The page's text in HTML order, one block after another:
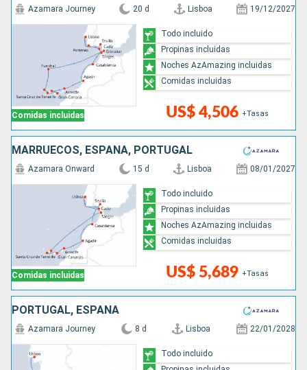
Comidas incluidas
Azamara Journey 20 d Lisboa 19/12/2027
US$ 4,506 +Tasas
Todo incluido
Propinas incluidas
Noches AzAmazing incluidas
Comidas incluidas
MARRUECOS, ESPAÑA, PORTUGAL
Comidas incluidas
Azamara Onward 15 d Lisboa 08/01/2027
US$ 5,689 +Tasas
Todo incluido
Propinas incluidas
Noches AzAmazing incluidas
Comidas incluidas
PORTUGAL, ESPAÑA
Azamara Journey 8 d Lisboa 22/01/2028
Todo incluido